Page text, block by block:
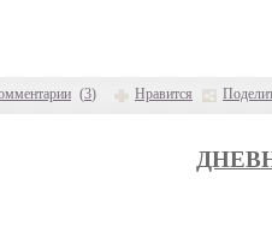
(3) Нравится